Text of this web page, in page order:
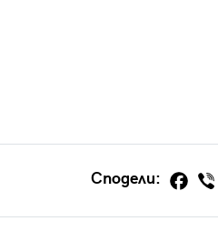
Сподели: